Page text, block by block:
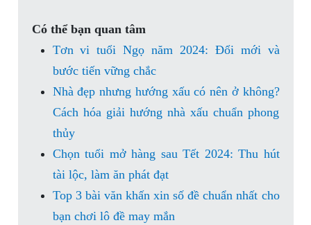
Có thể bạn quan tâm
Tơn vi tuổi Ngọ năm 2024: Đổi mới và
bước tiến vững chắc
Nhà đẹp nhưng hướng xấu có nên ở không?
Cách hóa giải hướng nhà xấu chuẩn phong
thủy
Chọn tuổi mở hàng sau Tết 2024: Thu hút
tài lộc, làm ăn phát đạt
Top 3 bài văn khấn xin số đề chuẩn nhất cho
bạn chơi lô đề may mắn